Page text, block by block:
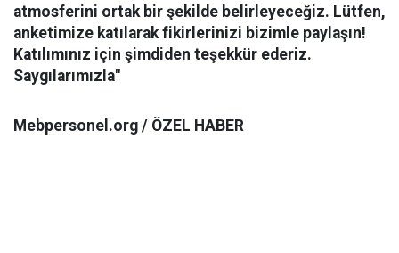
atmosferini ortak bir şekilde belirleyeceğiz. Lütfen,
anketimize katılarak fikirlerinizi bizimle paylaşın!
Katılımınız için şimdiden teşekkür ederiz.
Saygılarımızla"
Mebpersonel.org / ÖZEL HABER